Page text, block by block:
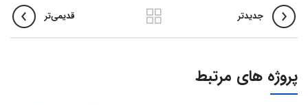
جدیدتر قدیمی‌تر
پروژه های مرتبط